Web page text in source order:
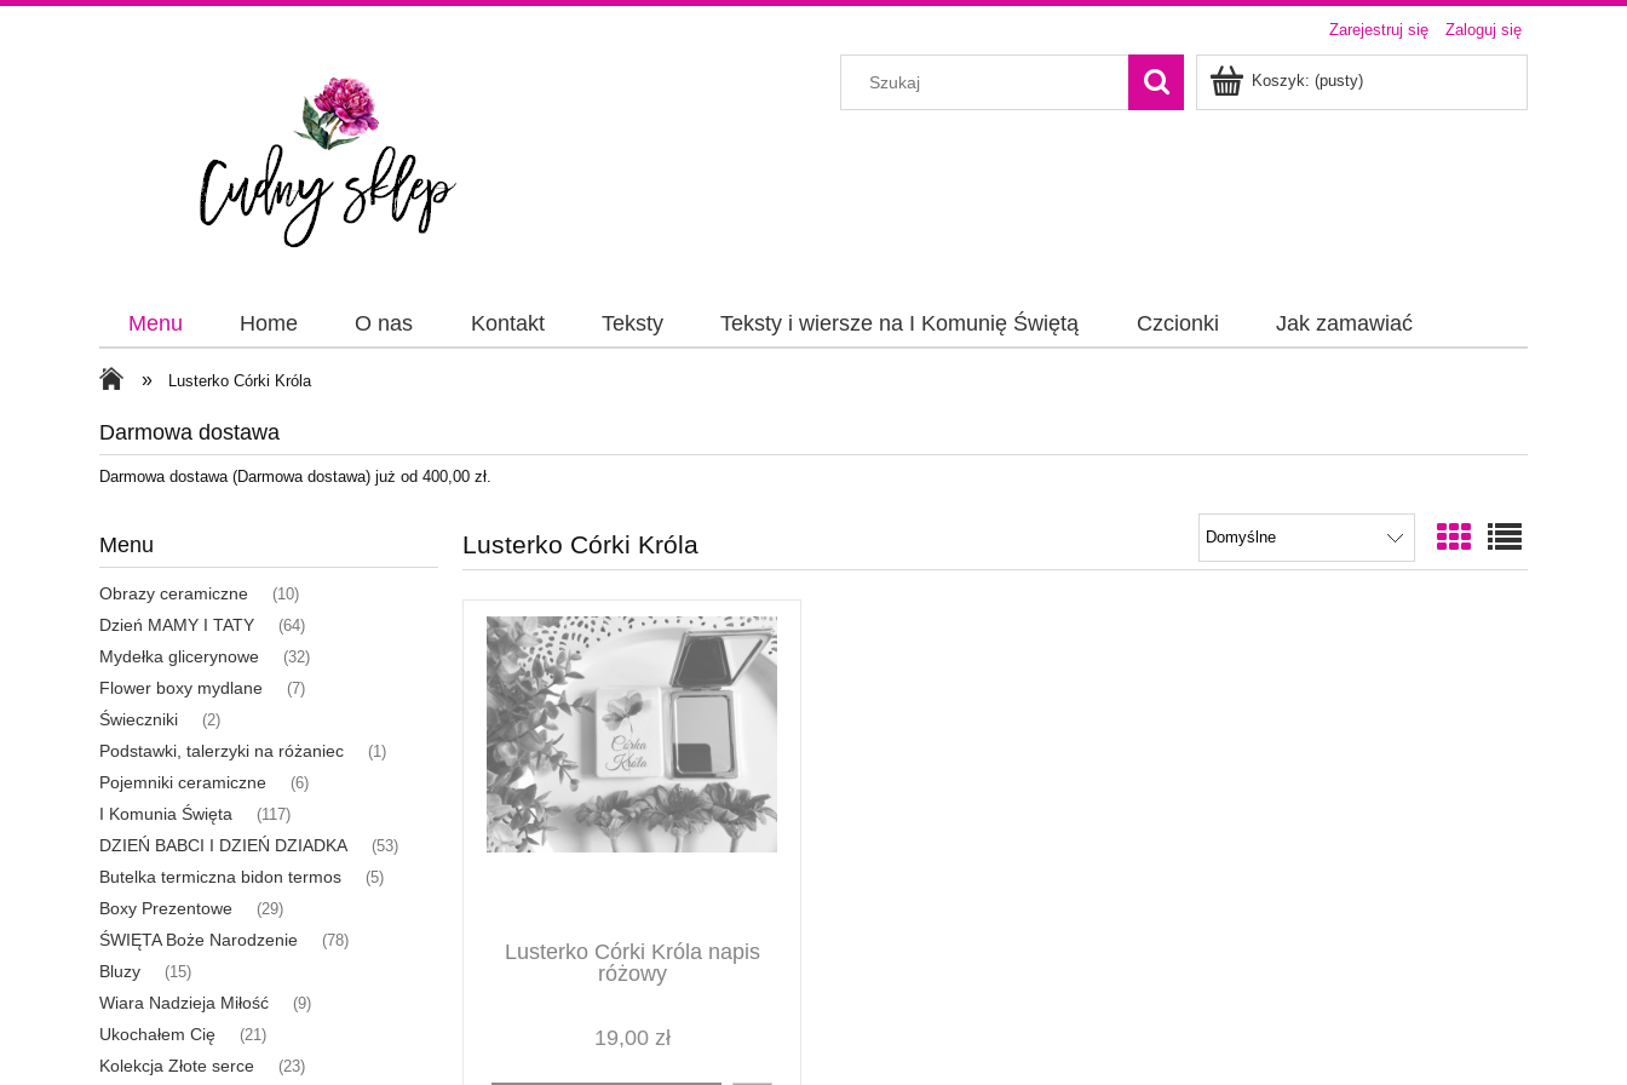
Zarejestruj się Zaloguj się
Koszyk: (pusty)
Menu Home O nas Kontakt Teksty Teksty i wiersze na I Komunię Świętą Czcionki Jak zamawiać
Papiery Wstążki
» Lusterko Córki Króla
Darmowa dostawa
Darmowa dostawa (Darmowa dostawa) już od 400,00 zł.
Menu
Obrazy ceramiczne (10)
Dzień MAMY I TATY (64)
Mydełka glicerynowe (32)
Flower boxy mydlane (7)
Świeczniki (2)
Podstawki, talerzyki na różaniec (1)
Pojemniki ceramiczne (6)
I Komunia Święta (117)
DZIEŃ BABCI I DZIEŃ DZIADKA (53)
Butelka termiczna bidon termos (5)
Boxy Prezentowe (29)
ŚWIĘTA Boże Narodzenie (78)
Bluzy (15)
Wiara Nadzieja Miłość (9)
Ukochałem Cię (21)
Kolekcja Złote serce (23)
Lusterko Córki Króla
Lusterko Córki Króla napis
różowy
19,00 zł